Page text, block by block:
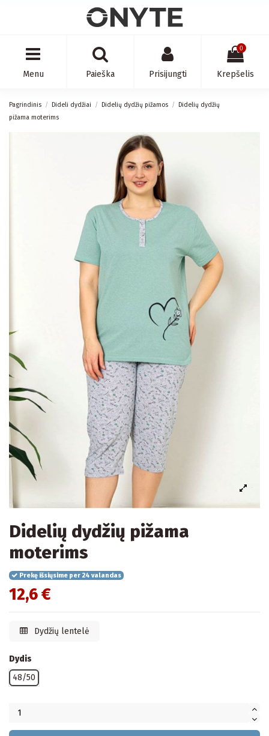
Menu Paieška Prisijungti
0
Krepšelis
Pagrindinis Dideli dydžiai Didelių dydžių pižamos
Didelių dydžių
pižama moterims
Didelių dydžių pižama
moterims
Prekę išsiųsime per 24 valandas
12,6 €
Dydžių lentelė
Dydis
48/50